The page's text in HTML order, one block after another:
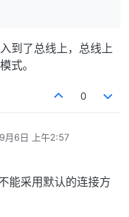
到了总线上，总线上
式。
0
月6日 上午2:57
能采用默认的连接方